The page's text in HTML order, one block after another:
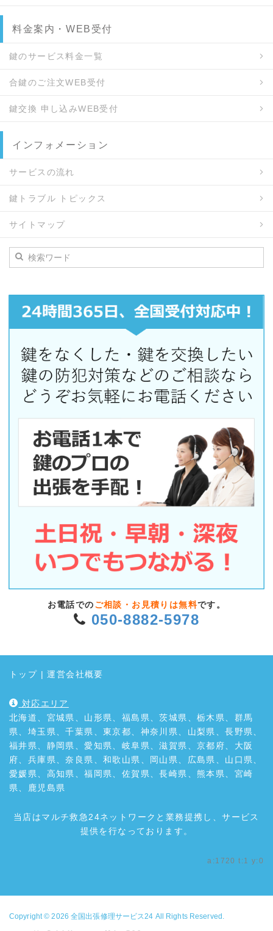
料金案内・WEB受付
鍵のサービス料金一覧
合鍵のご注文WEB受付
鍵交換 申し込みWEB受付
インフォメーション
サービスの流れ
鍵トラブル トピックス
サイトマップ
お電話での ご相談・お見積りは無料です。
050-8882-5978
トップ |運営会社概要
対応エリア
北海道、宮城県、山形県、福島県、茨城県、栃木県、群馬
県、埼玉県、千葉県、東京都、神奈川県、山梨県、長野県、
福井県、静岡県、愛知県、岐阜県、滋賀県、京都府、大阪
府、兵庫県、奈良県、和歌山県、岡山県、広島県、山口県、
愛媛県、高知県、福岡県、佐賀県、長崎県、熊本県、宮崎
県、鹿児島県
当店はマルチ救急24ネットワークと業務提携し、サービス
提供を行なっております。
a:1720 t:1 y:0
Copyright © 2026全国出張修理サービス24 All Rights Reserved.